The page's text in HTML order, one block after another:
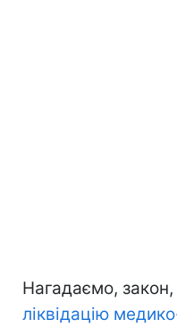
Нагадаємо,
ліквідацію